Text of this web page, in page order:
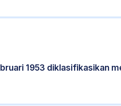
1953 diklasifikasikan